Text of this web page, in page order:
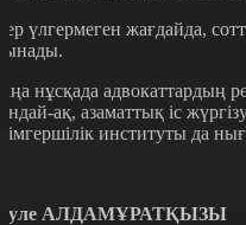
үлгермеген жағдайда,
нұсқада адвокаттардың
ақ, азаматтық іс
институты да
АЛДАМҰРАТҚЫЗЫ